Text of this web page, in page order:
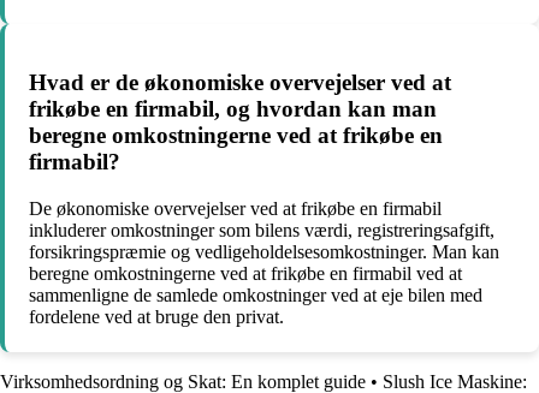
Hvad er de økonomiske overvejelser ved at
frikøbe en firmabil, og hvordan kan man
beregne omkostningerne ved at frikøbe en
firmabil?
De økonomiske overvejelser ved at frikøbe en firmabil
inkluderer omkostninger som bilens værdi, registreringsafgift,
forsikringspræmie og vedligeholdelsesomkostninger. Man kan
beregne omkostningerne ved at frikøbe en firmabil ved at
sammenligne de samlede omkostninger ved at eje bilen med
fordelene ved at bruge den privat.
Virksomhedsordning og Skat: En komplet guide • Slush Ice Maskine: